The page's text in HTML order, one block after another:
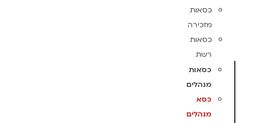
כסאות
מזכירה
כסאות
רשת
כסאות
מנהלים
כסא
מנהלים